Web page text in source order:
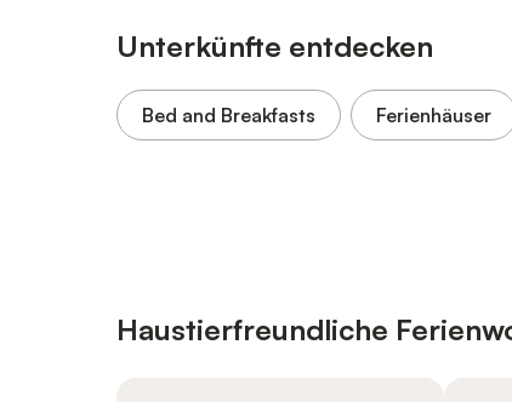
Unterkünfte entdecken
Bed and Breakfasts Ferienhäuser
Haustierfreundliche